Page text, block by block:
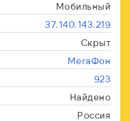
Мобильный
37.140.143.219
Скрыт
МегаФон
923
Найдено
Россия